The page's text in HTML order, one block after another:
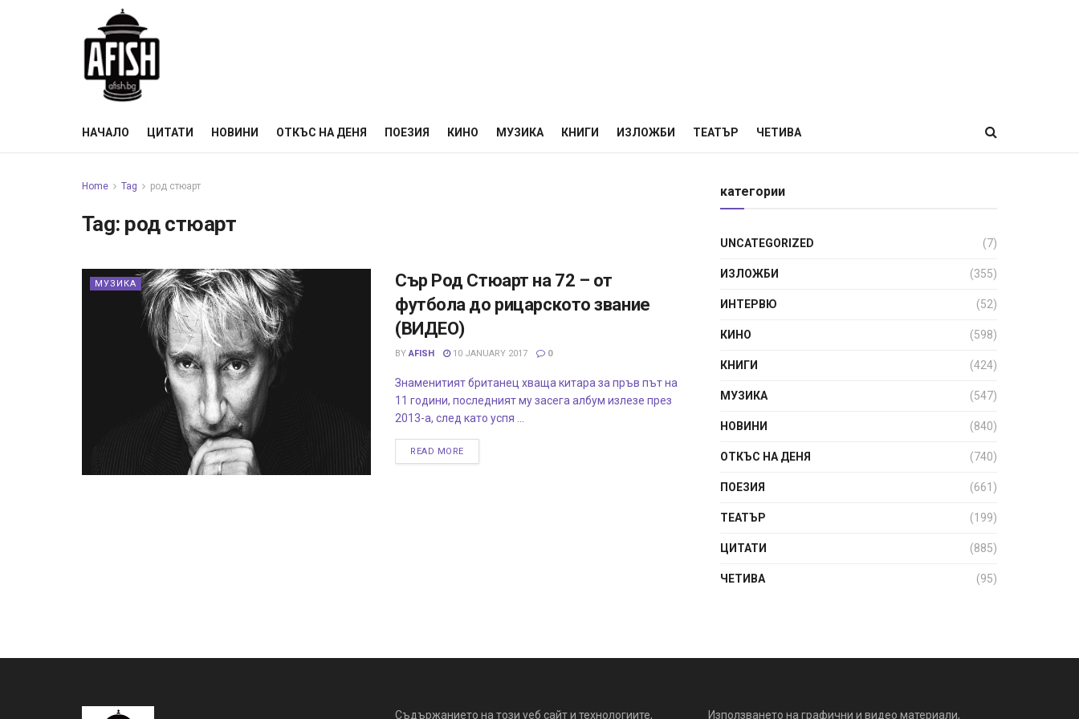
НАЧАЛО ЦИТАТИ НОВИНИ ОТКЪС НА ДЕНЯ ПОЕЗИЯ КИНО МУЗИКА КНИГИ ИЗЛОЖБИ ТЕАТЪР ЧЕТИВА
Home Tag род стюарт
Tag: род стюарт
МУЗИКА
Сър Род Стюарт на 72 – от
футбола до рицарското звание
(ВИДЕО)
BY AFISH 10 JANUARY 2017 0
Знаменитият британец хваща китара за пръв път на
11 години, последният му засега албум излезе през
2013-а, след като успя ...
READ MORE
категории
UNCATEGORIZED (7)
ИЗЛОЖБИ (355)
ИНТЕРВЮ (52)
КИНО (598)
КНИГИ (424)
МУЗИКА (547)
НОВИНИ (840)
ОТКЪС НА ДЕНЯ (740)
ПОЕЗИЯ (661)
ТЕАТЪР (199)
ЦИТАТИ (885)
ЧЕТИВА (95)
Съдържанието на този уеб сайт и технологиите, Използването на графични и видео материали,